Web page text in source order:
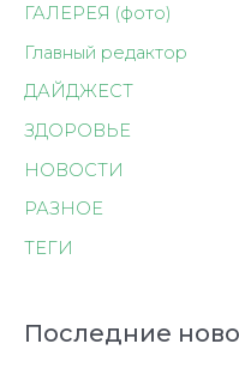
ГАЛЕРЕЯ (фото)
Главный редактор
ДАЙДЖЕСТ
ЗДОРОВЬЕ
НОВОСТИ
РАЗНОЕ
ТЕГИ
Последние